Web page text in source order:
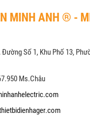
MINH ANH ® -
Số 1, Khu Phố 13,
Ms.Châu